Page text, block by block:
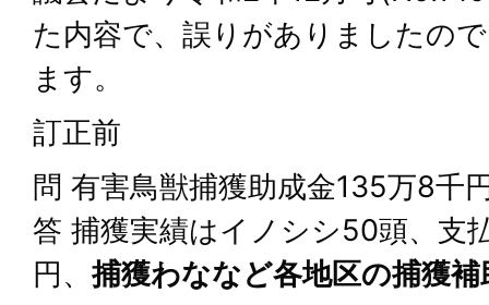
た内容で、誤りがありましたの
ます。
訂正前
問 有害鳥獣捕獲助成金135万8千
答 捕獲実績はイノシシ50頭、支
円、捕獲わななど各地区の捕獲